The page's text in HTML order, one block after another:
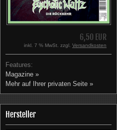
6,50 EUR
inkl. 7 % MwSt. zzgl. Versandkosten
Features:
Magazine »
Mehr auf Ihrer privaten Seite »
Hersteller